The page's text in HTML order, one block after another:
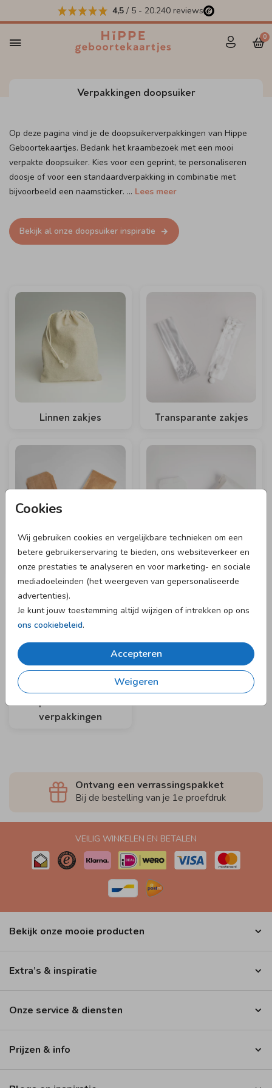
4,5 / 5 - 20.240 reviews
0
Cookies
Wij gebruiken cookies en vergelijkbare technieken om een
betere gebruikerservaring te bieden, ons websiteverkeer en
onze prestaties te analyseren en voor marketing- en sociale
mediadoeleinden (het weergeven van gepersonaliseerde
advertenties).
Je kunt jouw toestemming altijd wijzigen of intrekken op ons
ons cookiebeleid.
Accepteren
Weigeren
Verpakkingen doopsuiker
Op deze pagina vind je de doopsuikerverpakkingen van Hippe
Geboortekaartjes. Bedank het kraambezoek met een mooi
verpakte doopsuiker. Kies voor een geprint, te personaliseren
doosje of voor een standaardverpakking in combinatie met
bijvoorbeeld een naamsticker. ... Lees meer
Bekijk al onze doopsuiker inspiratie
Linnen zakjes Transparante zakjes
Kraft zakjes Witte zakjes
verpakkingen
Ontvang een verrassingspakket
Bij de bestelling van je 1e proefdruk
VEILIG WINKELEN EN BETALEN
Bekijk onze mooie producten
Extra’s & inspiratie
Onze service & diensten
Prijzen & info